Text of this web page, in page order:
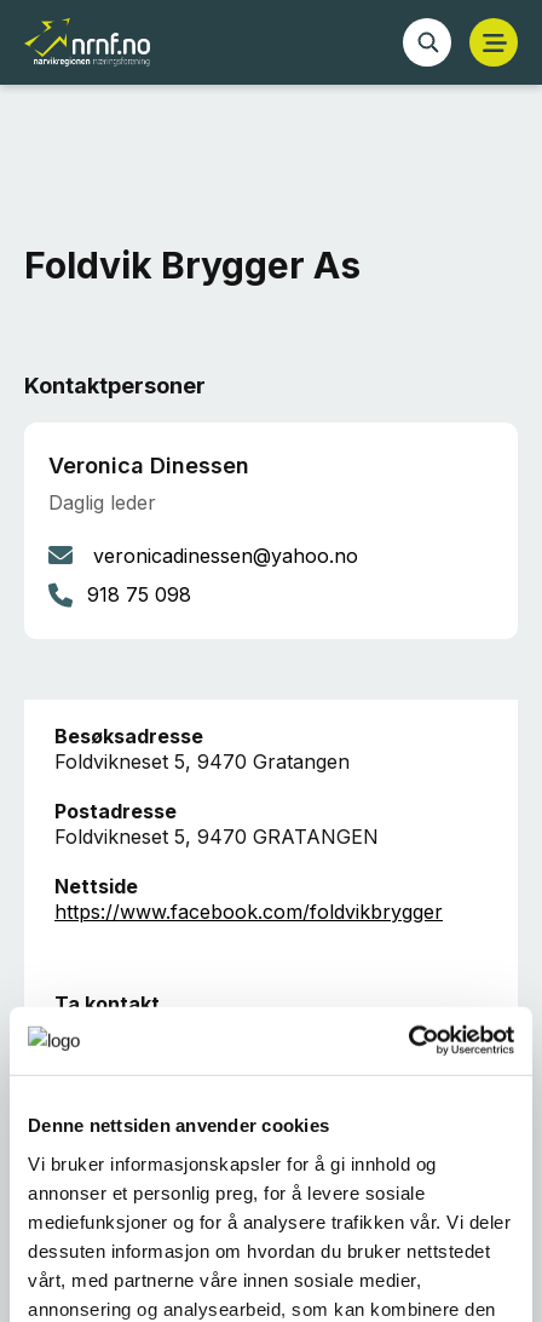
Denne nettsiden anvender cookies
Vi bruker informasjonskapsler for å gi innhold og
annonser et personlig preg, for å levere sosiale
mediefunksjoner og for å analysere trafikken vår. Vi deler
dessuten informasjon om hvordan du bruker nettstedet
vårt, med partnerne våre innen sosiale medier,
annonsering og analysearbeid, som kan kombinere den
Foldvik Brygger As
Kontaktpersoner
Veronica Dinessen
Daglig leder
veronicadinessen@yahoo.no
918 75 098
Besøksadresse
Foldvikneset 5, 9470 Gratangen
Postadresse
Foldvikneset 5, 9470 GRATANGEN
Nettside
https://www.facebook.com/foldvikbrygger
Ta kontakt
Er dette din bedriftsprofil?
Klikk her for å be om redigeringstilgang